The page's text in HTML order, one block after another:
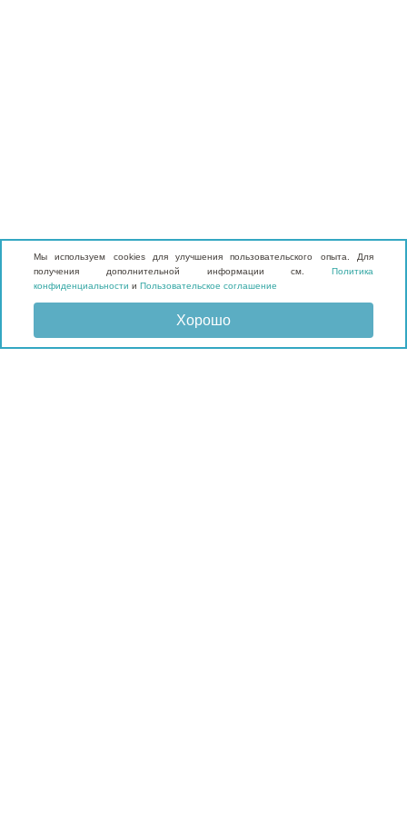
Мы используем cookies для улучшения пользовательского опыта. Для
получения дополнительной информации см. Политика
конфиденциальности и Пользовательское соглашение
Хорошо